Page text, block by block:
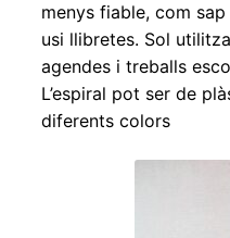
menys fiable, com
usi llibretes. Sol
agendes i treballs
L’espiral pot ser de
diferents colors